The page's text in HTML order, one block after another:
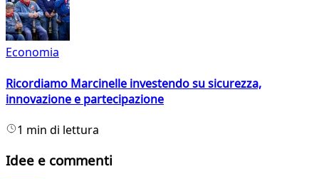
Economia
Ricordiamo Marcinelle investendo su sicurezza,
innovazione e partecipazione
1 min di lettura
Idee e commenti